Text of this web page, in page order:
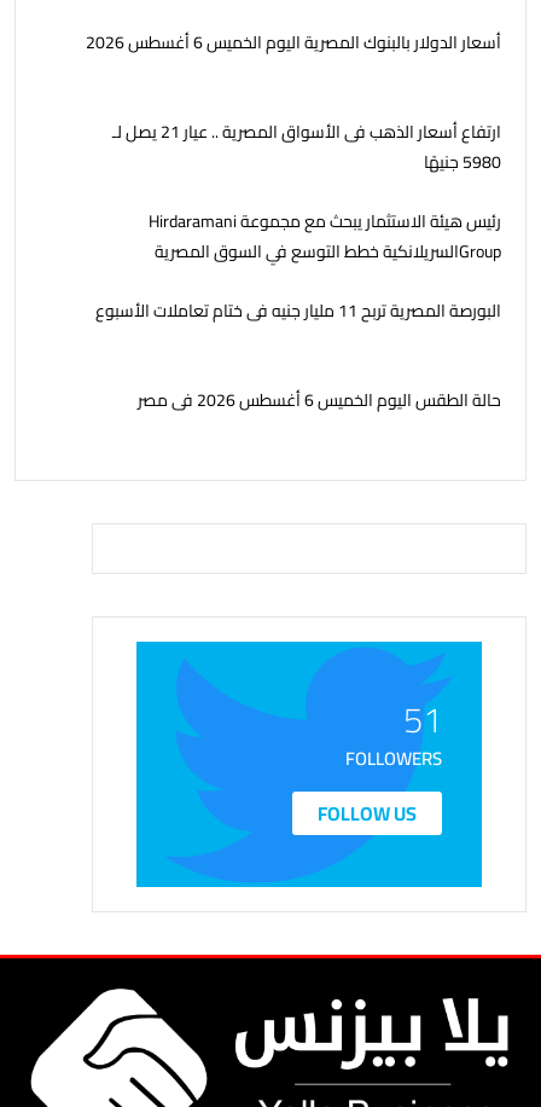
أسعار الدولار بالبنوك المصرية اليوم الخميس 6 أغسطس 2026
ارتفاع أسعار الذهب فى الأسواق المصرية .. عيار 21 يصل لـ
5980 جنيهًا
رئيس هيئة الاستثمار يبحث مع مجموعة Hirdaramani
Groupالسريلانكية خطط التوسع في السوق المصرية
البورصة المصرية تربح 11 مليار جنيه فى ختام تعاملات الأسبوع
حالة الطقس اليوم الخميس 6 أغسطس 2026 فى مصر
51
FOLLOWERS
FOLLOW US